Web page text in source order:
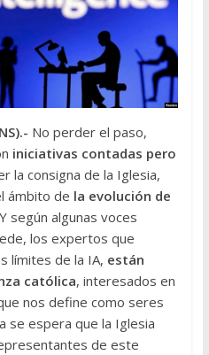
).- No perder el paso,
iniciativas contadas pero
la consigna de la Iglesia,
ámbito de la evolución de
según algunas voces
los expertos que
límites de la IA, están
católica, interesados en
nos define como seres
se espera que la Iglesia
de este